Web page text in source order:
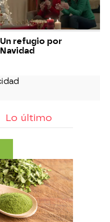
Un refugio por
Navidad
Lo último